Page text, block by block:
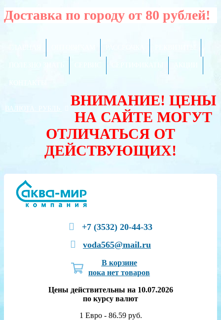
Доставка по городу от 80 рублей!
ВАЛЮТА:
ВНИМАНИЕ! ЦЕНЫ
НА САЙТЕ МОГУТ
ОТЛИЧАТЬСЯ ОТ
ДЕЙСТВУЮЩИХ!
+7 (3532) 20-44-33
voda565@mail.ru
В корзине
пока нет товаров
Цены действительны на 10.07.2026
по курсу валют
1 Евро - 86.59 руб.